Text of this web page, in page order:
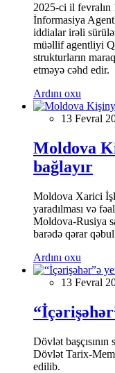
2025-ci il fevralın
İnformasiya
iddialar irəli
müəllif agentliyi
strukturların
etməyə cəhd edir.
Ardını oxu
13 Fevral
Moldova
bağlayır
Moldova Xarici
yaradılması və
Moldova-Rusiya
barədə qərar
Ardını oxu
13 Fevral
Dövlət
Dövlət Tarix-
edilib.